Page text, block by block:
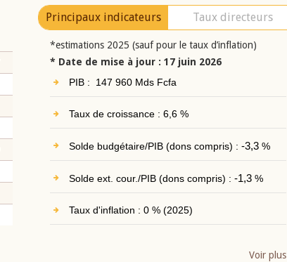
Principaux indicateurs Taux directeurs
*estimations 2025 (sauf pour le taux d’inflation)
* Date de mise à jour : 17 juin 2026
PIB : 147 960 Mds Fcfa
Taux de croissance : 6,6 %
Solde budgétaire/PIB (dons compris) : -3,3%
Solde ext. cour./PIB (dons compris) : -1,3%
Taux d'inflation : 0 % (2025)
Voir plus